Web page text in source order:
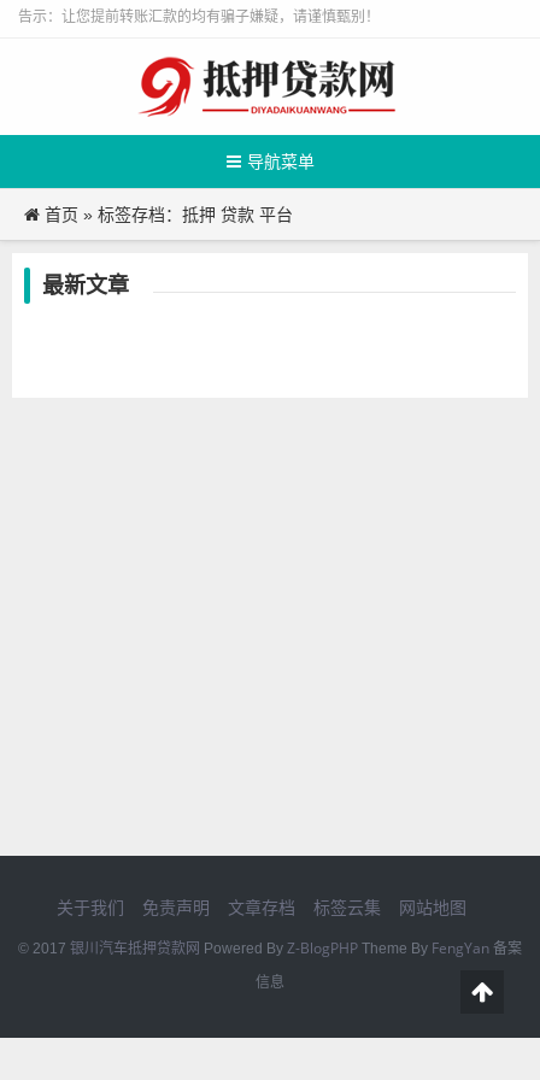
告示：让您提前转账汇款的均有骗子嫌疑，请谨慎甄别！
导航菜单
首页 » 标签存档：抵押 贷款 平台
最新文章
关于我们 免责声明 文章存档 标签云集 网站地图
© 2017 银川汽车抵押贷款网 Powered By Z-BlogPHP Theme By FengYan 备案
信息